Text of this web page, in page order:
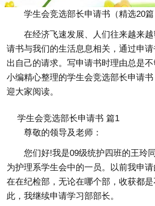
学生会竞选部长申请书（精选20篇
在经济飞速发展、人们往来越来
请书与我们的生活息息相关，通过申
出自己的请求。写申请书时理由总是
小编精心整理的学生会竞选部长申请
迎大家阅读。
学生会竞选部长申请书 篇1
尊敬的领导及老师：
您们好!我是09级统护四班的王玲
为护理系学生会中的一员。以前我申
在在纪检部，无论在哪个部，收获都
此，我继续申请学习部部长。